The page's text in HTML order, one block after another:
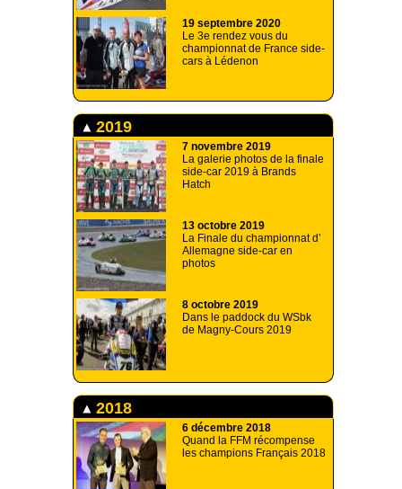
19 septembre 2020
Le 3e rendez vous du
championnat de France side-
cars à Lédenon
2019
7 novembre 2019
La galerie photos de la finale
side-car 2019 à Brands
Hatch
13 octobre 2019
La Finale du championnat d’
Allemagne side-car en
photos
8 octobre 2019
Dans le paddock du WSbk
de Magny-Cours 2019
2018
6 décembre 2018
Quand la FFM récompense
les champions Français 2018